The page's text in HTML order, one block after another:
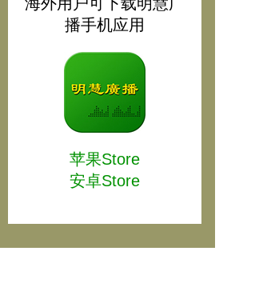
播手机应用
苹果Store
安卓Store